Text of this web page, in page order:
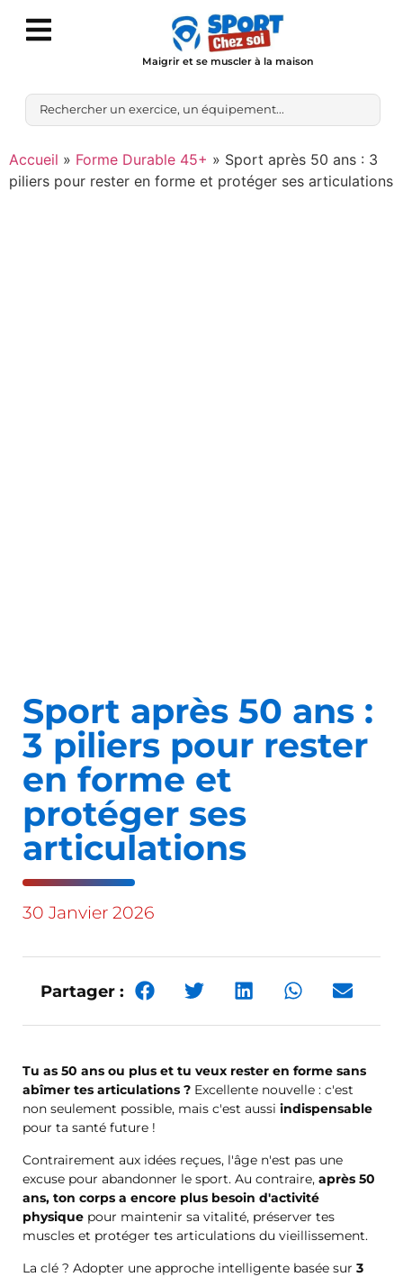
Maigrir et se muscler à la maison
Accueil » Forme Durable 45+ » Sport après 50 ans : 3
piliers pour rester en forme et protéger ses articulations
Sport après 50 ans :
3 piliers pour rester
en forme et
protéger ses
articulations
30 Janvier 2026
Partager :
Tu as 50 ans ou plus et tu veux rester en forme sans
abîmer tes articulations ? Excellente nouvelle : c'est
non seulement possible, mais c'est aussi indispensable
pour ta santé future !
Contrairement aux idées reçues, l'âge n'est pas une
excuse pour abandonner le sport. Au contraire, après 50
ans, ton corps a encore plus besoin d'activité
physique pour maintenir sa vitalité, préserver tes
muscles et protéger tes articulations du vieillissement.
La clé ? Adopter une approche intelligente basée sur 3